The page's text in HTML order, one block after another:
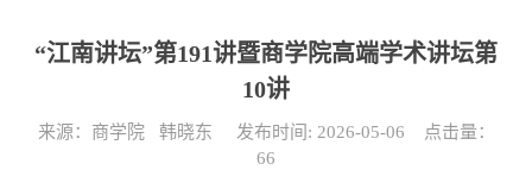
“江南讲坛”第191讲暨商学院高端学术讲坛第
10讲
来源：商学院 韩晓东 发布时间: 2026-05-06 点击量：
66